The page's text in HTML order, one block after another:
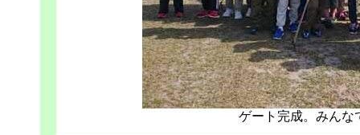
ゲート完成。みんな